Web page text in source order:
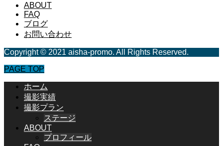
ABOUT
FAQ
ブログ
お問い合わせ
Copyright © 2021 aisha-promo. All Rights Reserved.
PAGE TOP
ホーム
撮影実績
撮影プラン
ステージ
ABOUT
プロフィール